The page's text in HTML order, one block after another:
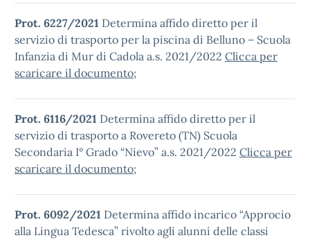
Prot. 6227/2021 Determina affido diretto per il
servizio di trasporto per la piscina di Belluno – Scuola
Infanzia di Mur di Cadola a.s. 2021/2022 Clicca per
scaricare il documento;
Prot. 6116/2021 Determina affido diretto per il
servizio di trasporto a Rovereto (TN) Scuola
Secondaria I° Grado “Nievo” a.s. 2021/2022 Clicca per
scaricare il documento;
Prot. 6092/2021 Determina affido incarico “Approcio
alla Lingua Tedesca” rivolto agli alunni delle classi